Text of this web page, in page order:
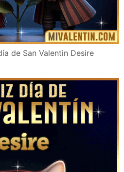
de San Valentin Desire